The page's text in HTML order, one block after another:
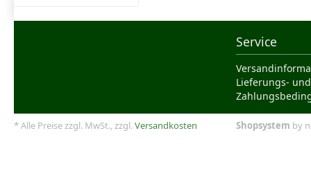
Service
Lieferungs- und
* Alle Preise zzgl. MwSt., zzgl.Versandkosten Shopsystem by